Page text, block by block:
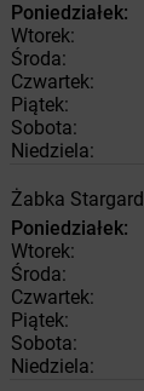
Poniedziałek:
Wtorek:
Środa:
Czwartek:
Piątek:
Sobota:
Niedziela:
Żabka Stargard
Poniedziałek:
Wtorek:
Środa:
Czwartek:
Piątek:
Sobota:
Niedziela: